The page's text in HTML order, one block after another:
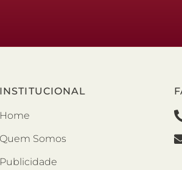
INSTITUCIONAL
Home
Quem Somos
Publicidade